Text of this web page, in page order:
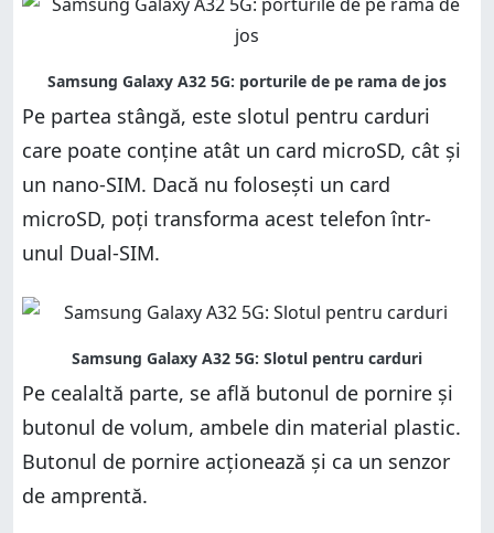
Pe partea stângă, este slotul pentru carduri
care poate conține atât un card microSD, cât și
un nano-SIM. Dacă nu folosești un card
microSD, poți transforma acest telefon într-
unul Dual-SIM.
Pe cealaltă parte, se află butonul de pornire și
butonul de volum, ambele din material plastic.
Butonul de pornire acționează și ca un senzor
de amprentă.